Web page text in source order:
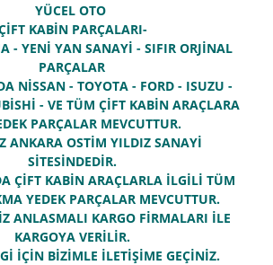
YÜCEL OTO
KABİN PARÇALARI-
- YENİ YAN SANAYİ - SIFIR ORJİNAL
PARÇALAR
NİSSAN - TOYOTA - FORD - ISUZU -
- VE TÜM ÇİFT KABİN ARAÇLARA
PARÇALAR MEVCUTTUR.
ANKARA OSTİM YILDIZ SANAYİ
SİTESİNDEDİR.
ÇİFT KABİN ARAÇLARLA İLGİLİ TÜM
YEDEK PARÇALAR MEVCUTTUR.
ANLASMALI KARGO FİRMALARI İLE
KARGOYA VERİLİR.
İÇİN BİZİMLE İLETİŞİME GEÇİNİZ.